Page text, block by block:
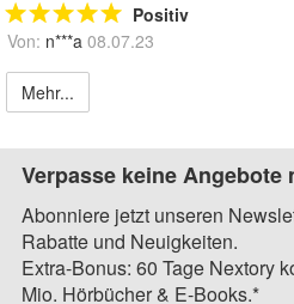
Positiv
Von: n***a 08.07.23
Mehr...
Verpasse keine Angebote
Abonniere jetzt unseren
Rabatte und Neuigkeiten.
Extra-Bonus: 60 Tage Nextory
Mio. Hörbücher & E-Books.*